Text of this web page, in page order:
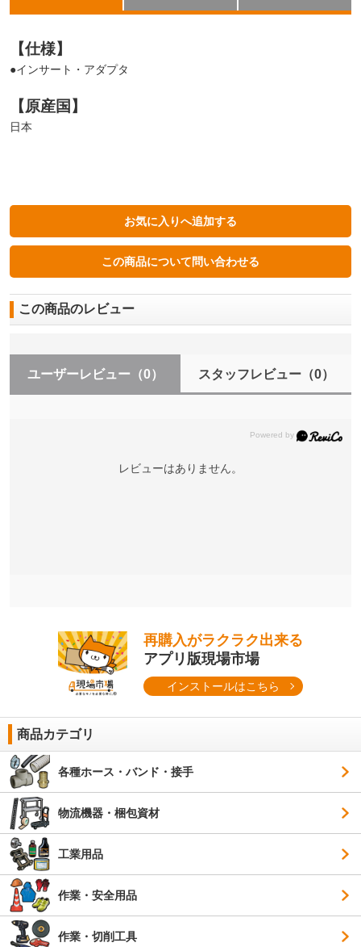
【仕様】
●インサート・アダプタ
【原産国】
日本
この商品のレビュー
ユーザーレビュー （0） スタッフレビュー（0）
レビューはありません。
再購入がラクラク出来る
アプリ版現場市場
インストールはこちら
商品カテゴリ
各種ホース・バンド・接手
物流機器・梱包資材
工業用品
作業・安全用品
作業・切削工具